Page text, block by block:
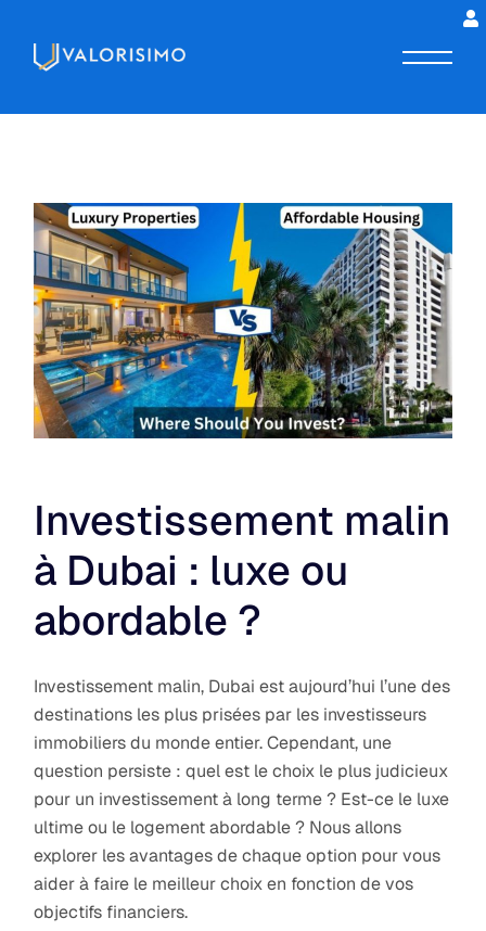
Investissement malin
à Dubai : luxe ou
abordable ?
Investissement malin, Dubai est aujourd’hui l’une des
destinations les plus prisées par les investisseurs
immobiliers du monde entier. Cependant, une
question persiste : quel est le choix le plus judicieux
pour un investissement à long terme ? Est-ce le luxe
ultime ou le logement abordable ? Nous allons
explorer les avantages de chaque option pour vous
aider à faire le meilleur choix en fonction de vos
objectifs financiers.